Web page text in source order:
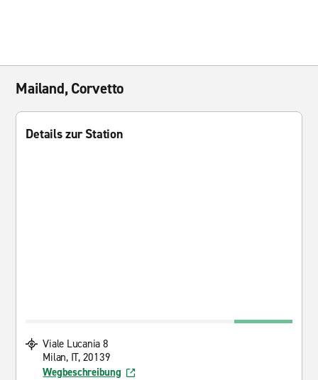
Mailand, Corvetto
Details zur Station
Viale Lucania 8
Milan, IT, 20139
Wegbeschreibung